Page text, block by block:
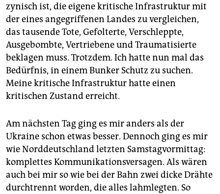
zynisch ist, die eigene kritische Infrastruktur mit
der eines angegriffenen Landes zu vergleichen,
das tausende Tote, Gefolterte, Verschleppte,
Ausgebombte, Vertriebene und Traumatisierte
beklagen muss. Trotzdem. Ich hatte nun mal das
Bedürfnis, in einem Bunker Schutz zu suchen.
Meine kritische Infrastruktur hatte einen
kritischen Zustand erreicht.
Am nächsten Tag ging es mir anders als der
Ukraine schon etwas besser. Dennoch ging es mir
wie Norddeutschland letzten Samstagvormittag:
komplettes Kommunikationsversagen. Als wären
auch bei mir so wie bei der Bahn zwei dicke Drähte
durchtrennt worden, die alles lahmlegten. So